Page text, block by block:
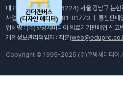
킨더캔버스
(디자인 에디터)
대표이사: 최남호 ㅣ (06224) 서울 강남구 논
사업자등록번호 : 105-81-01773 ㅣ 통신판
업체명 : (주)꼬망세미디어 의료기기판매업 신
개인정보관리책임자 : 최훈(
Copyright © 1995-2025 (주)꼬망세미디